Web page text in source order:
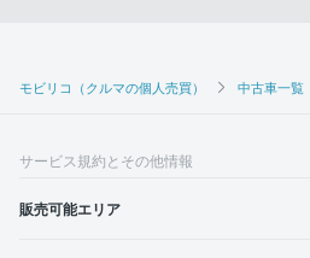
モビリコ（クルマの個人売買） 中古車一覧
サービス規約とその他情報
販売可能エリア